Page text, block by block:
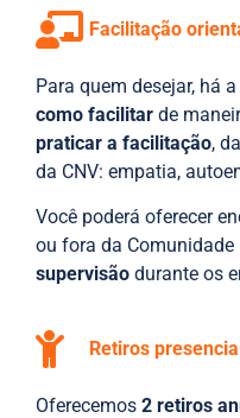
Facilitação
Para quem desejar, há
como facilitar de
praticar a facilitação,
da CNV: empatia,
Você poderá oferecer
ou fora da Comunidade
supervisão durante os
Retiros
Oferecemos 2 retiros